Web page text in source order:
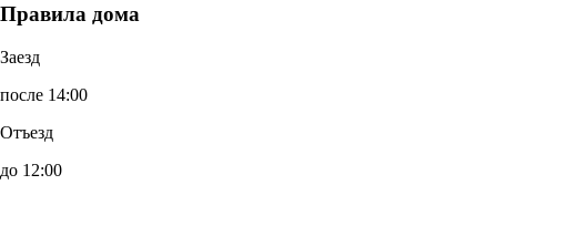
Правила дома
Заезд
после 14:00
Отъезд
до 12:00